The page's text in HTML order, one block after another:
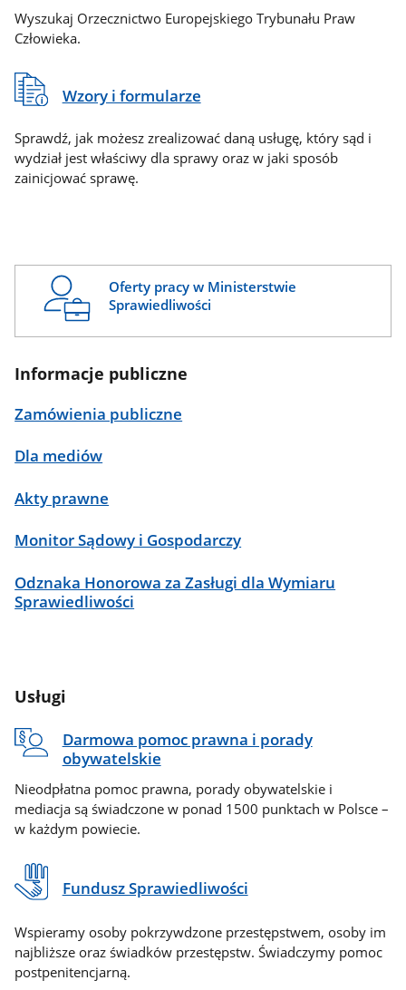
Wyszukaj Orzecznictwo Europejskiego Trybunału Praw
Człowieka.
Wzory i formularze
Sprawdź, jak możesz zrealizować daną usługę, który sąd i
wydział jest właściwy dla sprawy oraz w jaki sposób
zainicjować sprawę.
Oferty pracy w Ministerstwie
Sprawiedliwości
Informacje publiczne
Zamówienia publiczne
Dla mediów
Akty prawne
Monitor Sądowy i Gospodarczy
Odznaka Honorowa za Zasługi dla Wymiaru
Sprawiedliwości
Usługi
Darmowa pomoc prawna i porady
obywatelskie
Nieodpłatna pomoc prawna, porady obywatelskie i
mediacja są świadczone w ponad 1500 punktach w Polsce –
w każdym powiecie.
Fundusz Sprawiedliwości
Wspieramy osoby pokrzywdzone przestępstwem, osoby im
najbliższe oraz świadków przestępstw. Świadczymy pomoc
postpenitencjarną.